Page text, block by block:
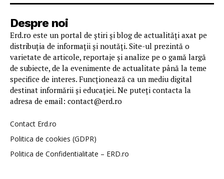
Despre noi
Erd.ro este un portal de știri și blog de actualități axat pe
distribuția de informații și noutăți. Site-ul prezintă o
varietate de articole, reportaje și analize pe o gamă largă
de subiecte, de la evenimente de actualitate până la teme
specifice de interes. Funcționează ca un mediu digital
destinat informării și educației. Ne puteți contacta la
adresa de email: contact@erd.ro
Contact Erd.ro
Politica de cookies (GDPR)
Politica de Confidentialitate – ERD.ro